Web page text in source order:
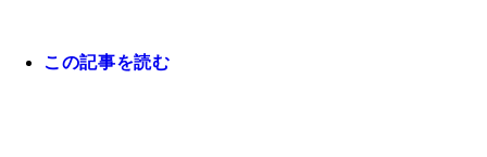
この記事を読む